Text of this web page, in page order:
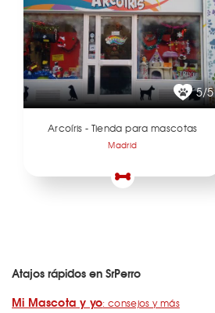
5/5
Arcoíris - Tienda para mascotas
Madrid
Atajos rápidos en SrPerro
Mi Mascota y yo: consejos y más